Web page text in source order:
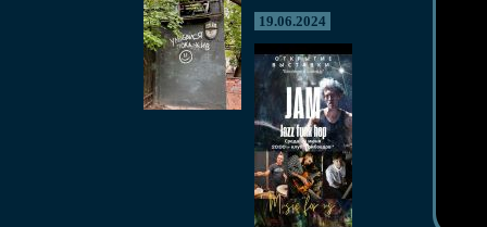
19.06.2024